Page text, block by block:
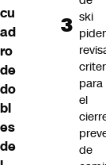
cu
ad
ro
de
do
bl
es
de
ski
para
el
de